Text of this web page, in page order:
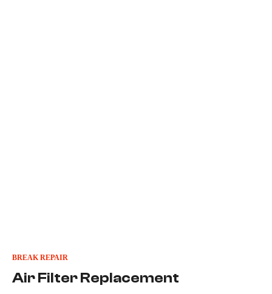
BREAK REPAIR
Air Filter Replacement